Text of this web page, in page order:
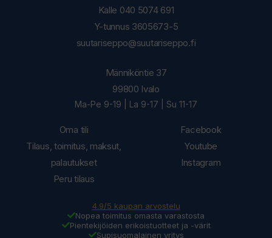
Kalle 040 5074 691
Y-tunnus 3605673-5
suutariseppo@suutariseppo.fi
Oma tili
Tilaus, toimitus, maksut,
palautukset
Peru tilaus
Männiköntie 37
99800 Ivalo
Ma-Pe 9-19 | La 9-17 | Su 11-17
Facebook
Youtube
Instagram
4.9/5 kaupan arvostelu
Nopea toimitus omasta varastosta
Pientekijöiden erikoistuotteet ja -värit
Supisuomalainen yritys